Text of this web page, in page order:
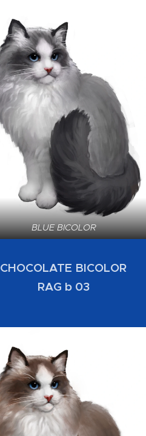
BLUE BICOLOR
CHOCOLATE BICOLOR
RAG b 03